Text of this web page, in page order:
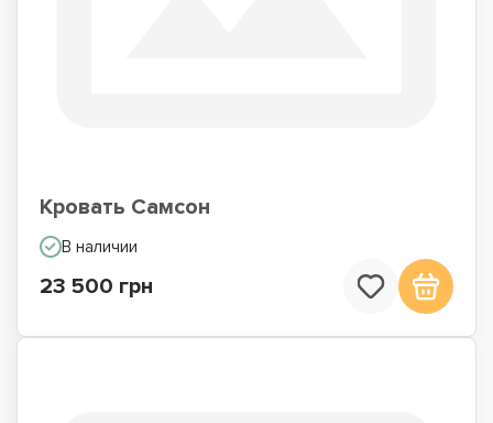
Кровать Самсон
В наличии
23 500 грн